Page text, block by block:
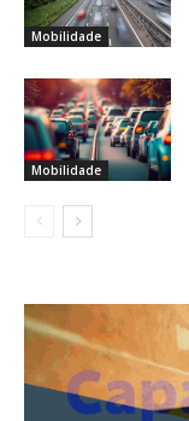
Mobilidade
Mobilidade